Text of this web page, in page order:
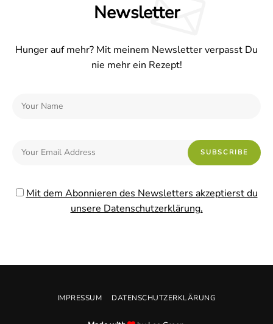
Newsletter
Hunger auf mehr? Mit meinem Newsletter verpasst Du
nie mehr ein Rezept!
Mit dem Abonnieren des Newsletters akzeptierst du
unsere Datenschutzerklärung.
IMPRESSUM DATENSCHUTZERKLÄRUNG